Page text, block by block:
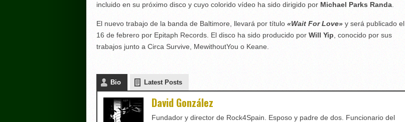
incluido en su próximo disco y cuyo colorido vídeo ha sido dirigido por Michael Parks Randa.
El nuevo trabajo de la banda de Baltimore, llevará por título «Wait For Love»y será publicado el
16 de febrero por Epitaph Records. El disco ha sido producido por Will Yip , conocido por sus
trabajos junto a Circa Survive, MewithoutYou o Keane.
Bio Latest Posts
David González
Fundador y director de Rock4Spain. Esposo y padre de dos. Funcionario del